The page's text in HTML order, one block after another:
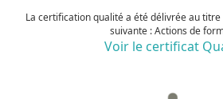
La certification qualité a été délivrée au
suivante : Actions de
Voir le certificat